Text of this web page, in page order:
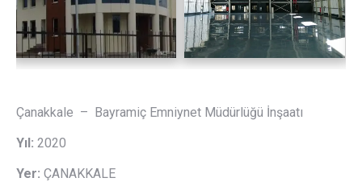
Çanakkale – Bayramiç Emniynet Müdürlüğü İnşaatı
Yıl: 2020
Yer: ÇANAKKALE